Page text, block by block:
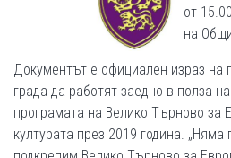
от
на
Документът е официален израз на
града да работят заедно в полза
програмата на Велико Търново за
културата през 2019 година. „Няма